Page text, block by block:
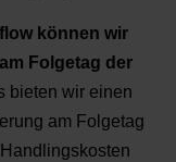
können wir
Folgetag der
bieten wir einen
am Folgetag